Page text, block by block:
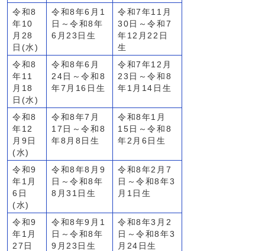
令和8
年10
月28
日(水)
令和8年6月1
日～令和8年
6月23日生
令和7年11月
30日～令和7
年12月22日
生
令和8
年11
月18
日(水)
令和8年6月
24日～令和8
年7月16日生
令和7年12月
23日～令和8
年1月14日生
令和8
年12
月9日
(水)
令和8年7月
17日～令和8
年8月8日生
令和8年1月
15日～令和8
年2月6日生
令和9
年1月
6日
(水)
令和8年8月9
日～令和8年
8月31日生
令和8年2月7
日～令和8年3
月1日生
令和9
年1月
27日
令和8年9月1
日～令和8年
9月23日生
令和8年3月2
日～令和8年3
月24日生